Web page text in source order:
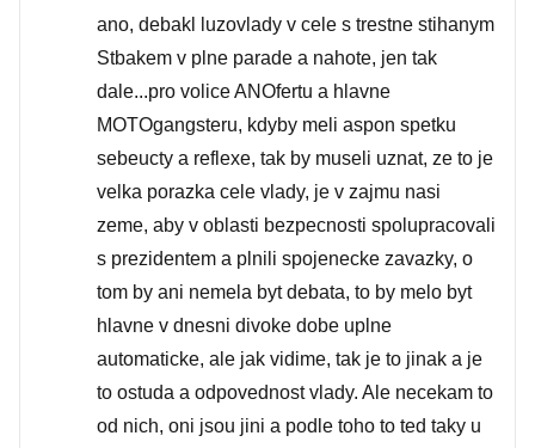
ano, debakl luzovlady v cele s trestne stihanym
Stbakem v plne parade a nahote, jen tak
dale...pro volice ANOfertu a hlavne
MOTOgangsteru, kdyby meli aspon spetku
sebeucty a reflexe, tak by museli uznat, ze to je
velka porazka cele vlady, je v zajmu nasi
zeme, aby v oblasti bezpecnosti spolupracovali
s prezidentem a plnili spojenecke zavazky, o
tom by ani nemela byt debata, to by melo byt
hlavne v dnesni divoke dobe uplne
automaticke, ale jak vidime, tak je to jinak a je
to ostuda a odpovednost vlady. Ale necekam to
od nich, oni jsou jini a podle toho to ted taky u